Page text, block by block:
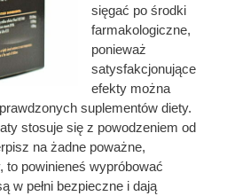
sięgać po środki
farmakologiczne,
ponieważ
satysfakcjonujące
efekty można
suplementów diety.
stosuje się z powodzeniem od
na żadne poważne,
to powinieneś wypróbować
w pełni bezpieczne i dają